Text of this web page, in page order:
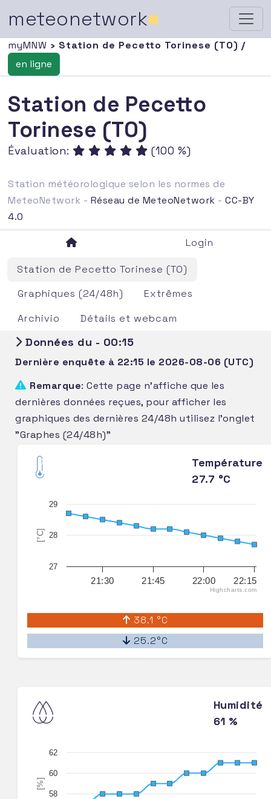
meteonetwork■
myMNW › Station de Pecetto Torinese (TO) /
en ligne
Station de Pecetto
Torinese (TO)
Évaluation: (100 %)
Station météorologique selon les normes de
MeteoNetwork - Réseau de MeteoNetwork -CC-BY
4.0
Login
Station de Pecetto Torinese (TO)
Graphiques (24/48h)
Extrêmes
Archivio
Détails et webcam
Données du - 00:15
Dernière enquête à 22:15 le 2026-08-06 (UTC)
Remarque: Cette page n'affiche que les
dernières données reçues, pour afficher les
graphiques des dernières 24/48h utilisez l'onglet
"Graphes (24/48h)"
Température
27.7 °C
[°C]
21:30 21:45 22:00 22:15
27
28
29
Highcharts.com
38.1 °C
25.2°C
Humidité
61 %
[%]
58
60
62